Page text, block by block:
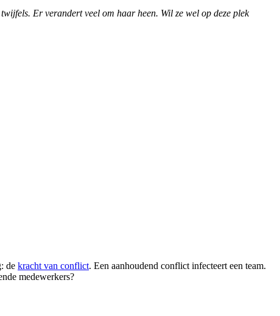
Er verandert veel om haar heen. Wil ze wel op deze plek
de kracht van conflict. Een aanhoudend conflict infecteert een team.
medewerkers?